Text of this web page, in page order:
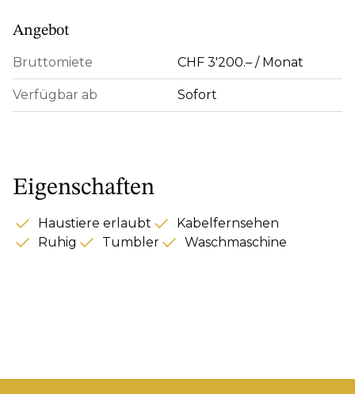
Angebot
Bruttomiete CHF 3'200.– / Monat
Verfügbar ab Sofort
Eigenschaften
Haustiere erlaubt
Kabelfernsehen
Ruhig
Tumbler Waschmaschine